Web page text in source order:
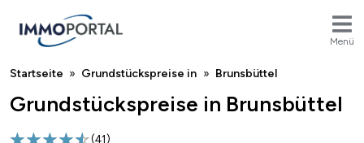
Menü
Breadcrumb
Startseite Grundstückspreise in Brunsbüttel
Grundstückspreise in Brunsbüttel
(41)